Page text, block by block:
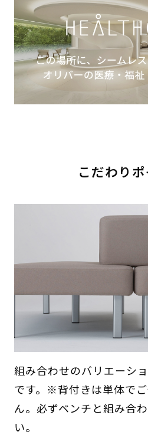
こだわり
組み合わせのバリエーシ
です。※背付きは単体で
ん。必ずベンチと組み合
い。